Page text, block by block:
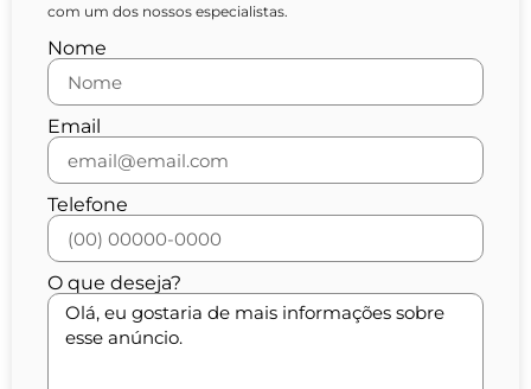
com um dos nossos especialistas.
Nome
Email
Telefone
O que deseja?